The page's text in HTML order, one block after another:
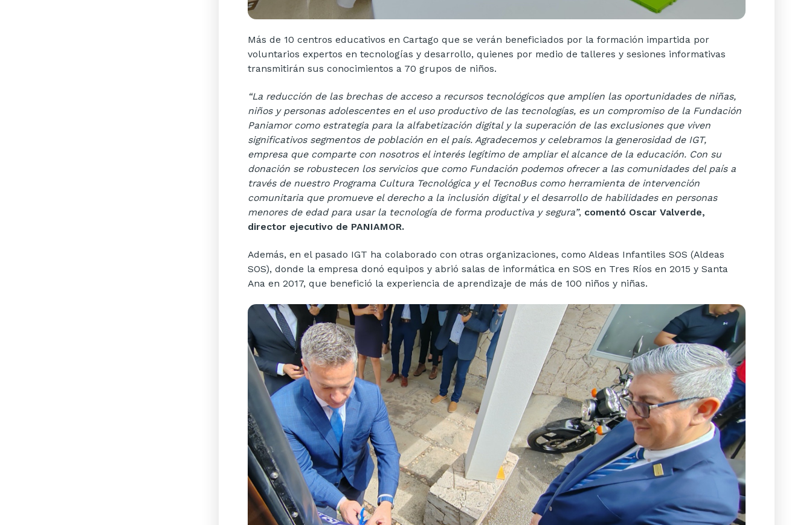
Más de 10 centros educativos en Cartago que se verán beneficiados por la formación impartida por
voluntarios expertos en tecnologías y desarrollo, quienes por medio de talleres y sesiones informativas
transmitirán sus conocimientos a 70 grupos de niños.
“La reducción de las brechas de acceso a recursos tecnológicos que amplíen las oportunidades de niñas,
niños y personas adolescentes en el uso productivo de las tecnologías, es un compromiso de la Fundación
Paniamor como estrategia para la alfabetización digital y la superación de las exclusiones que viven
significativos segmentos de población en el país. Agradecemos y celebramos la generosidad de IGT,
empresa que comparte con nosotros el interés legítimo de ampliar el alcance de la educación. Con su
donación se robustecen los servicios que como Fundación podemos ofrecer a las comunidades del país a
través de nuestro Programa Cultura Tecnológica y el TecnoBus como herramienta de intervención
comunitaria que promueve el derecho a la inclusión digital y el desarrollo de habilidades en personas
menores de edad para usar la tecnología de forma productiva y segura”, comentó Oscar Valverde,
director ejecutivo de PANIAMOR.
Además, en el pasado IGT ha colaborado con otras organizaciones, como Aldeas Infantiles SOS (Aldeas
SOS), donde la empresa donó equipos y abrió salas de informática en SOS en Tres Ríos en 2015 y Santa
Ana en 2017, que benefició la experiencia de aprendizaje de más de 100 niños y niñas.